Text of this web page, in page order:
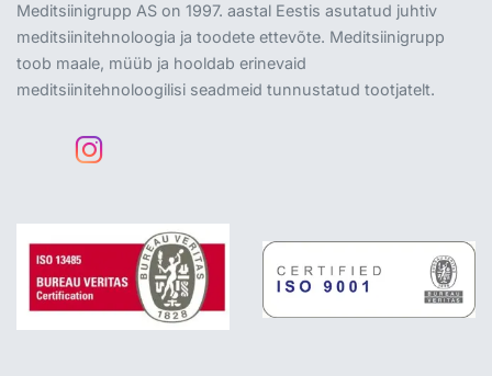
Meditsiinigrupp AS on 1997. aastal Eestis asutatud juhtiv
meditsiinitehnoloogia ja toodete ettevõte. Meditsiinigrupp
toob maale, müüb ja hooldab erinevaid
meditsiinitehnoloogilisi seadmeid tunnustatud tootjatelt.